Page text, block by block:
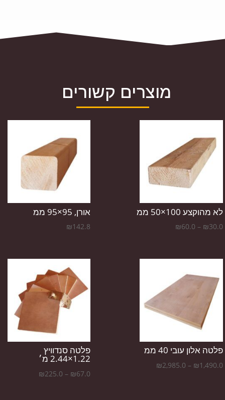
מוצרים קשורים
לא מהוקצע 100×50 ממ
₪30.0
–
₪60.0
אורן, 95×95 ממ
₪142.8
פלטה אלון עובי 40 ממ
₪1,490.0
–
₪2,985.0
פלטה סנדוויץ
1.22×2.44 מ׳
₪67.0
–
₪225.0
טווח